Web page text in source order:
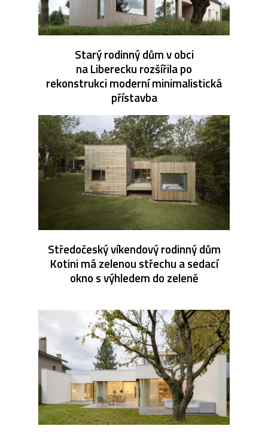
Starý rodinný dům v obci
na Liberecku rozšířila po
rekonstrukci moderní minimalistická
přístavba
Středočeský víkendový rodinný dům
Kotini má zelenou střechu a sedací
okno s výhledem do zeleně